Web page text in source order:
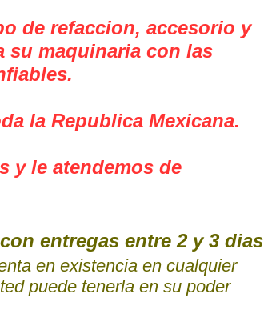
de refaccion, accesorio y
su maquinaria con las
la Republica Mexicana.
y le atendemos de
entregas entre 2 y 3 dias
en existencia en cualquier
puede tenerla en su poder